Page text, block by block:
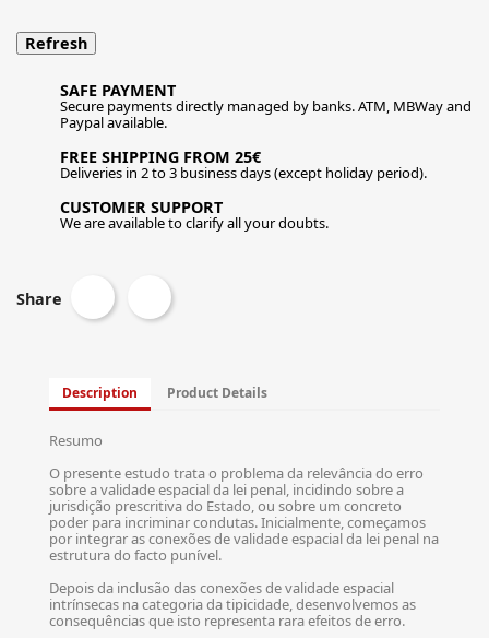
SAFE PAYMENT
Secure payments directly managed by banks. ATM, MBWay and
Paypal available.
FREE SHIPPING FROM 25€
Deliveries in 2 to 3 business days (except holiday period).
CUSTOMER SUPPORT
We are available to clarify all your doubts.
Share
Description Product Details
Resumo
O presente estudo trata o problema da relevância do erro
sobre a validade espacial da lei penal, incidindo sobre a
jurisdição prescritiva do Estado, ou sobre um concreto
poder para incriminar condutas. Inicialmente, começamos
por integrar as conexões de validade espacial da lei penal na
estrutura do facto punível.
Depois da inclusão das conexões de validade espacial
intrínsecas na categoria da tipicidade, desenvolvemos as
consequências que isto representa rara efeitos de erro.